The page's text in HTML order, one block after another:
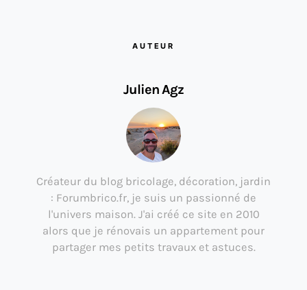
AUTEUR
Julien Agz
Créateur du blog bricolage, décoration, jardin
: Forumbrico.fr, je suis un passionné de
l'univers maison. J'ai créé ce site en 2010
alors que je rénovais un appartement pour
partager mes petits travaux et astuces.